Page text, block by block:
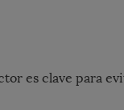
es clave para